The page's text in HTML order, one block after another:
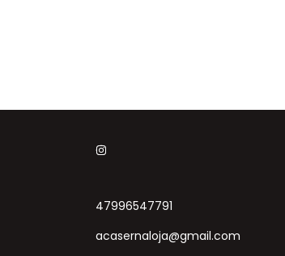
47996547791
acasernaloja@gmail.com